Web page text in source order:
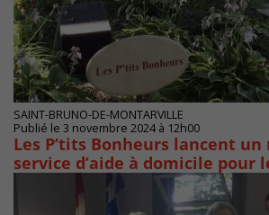
SAINT-BRUNO-DE-MONTARVILLE
Publié le 3 novembre 2024 à 12h00
Les P’tits Bonheurs lancent un
service d’aide à domicile pour